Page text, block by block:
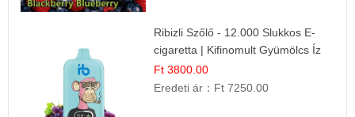
Ribizli Szőlő - 12.000 Slukkos E-
cigaretta | Kifinomult Gyümölcs Íz
Ft 3800.00
Eredeti ár： Ft 7250.00